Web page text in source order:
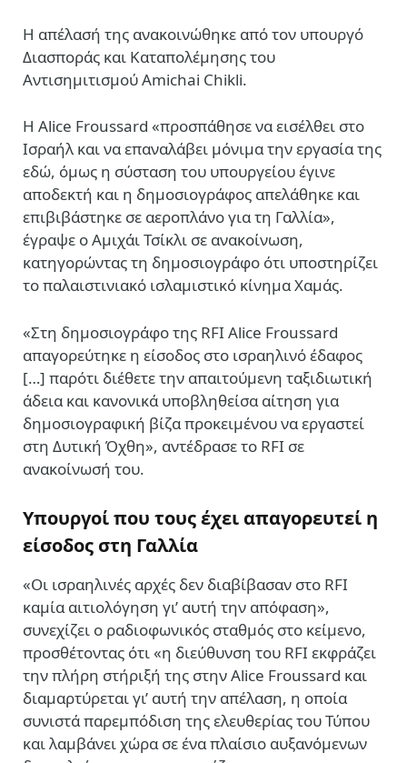
Η απέλασή της ανακοινώθηκε από τον υπουργό
Διασποράς και Καταπολέμησης του
ΑντισημιτισμούAmichai Chikli.
Η Alice Froussard «προσπάθησε να εισέλθει στο
Ισραήλ και να επαναλάβει μόνιμα την εργασία της
εδώ, όμως η σύσταση του υπουργείου έγινε
αποδεκτή και η δημοσιογράφος απελάθηκε και
επιβιβάστηκε σε αεροπλάνο για τη Γαλλία»,
έγραψε ο Αμιχάι Τσίκλι σε ανακοίνωση,
κατηγορώντας τη δημοσιογράφο ότι υποστηρίζει
το παλαιστινιακό ισλαμιστικό κίνημα Χαμάς.
«Στη δημοσιογράφο της RFI Alice Froussard
απαγορεύτηκε η είσοδος στο ισραηλινό έδαφος
[…] παρότι διέθετε την απαιτούμενη ταξιδιωτική
άδεια και κανονικά υποβληθείσα αίτηση για
δημοσιογραφική βίζα προκειμένου να εργαστεί
στη Δυτική Όχθη», αντέδρασε το RFI σε
ανακοίνωσή του.
Υπουργοί που τους έχει απαγορευτεί η
είσοδος στη Γαλλία
«Οι ισραηλινές αρχές δεν διαβίβασαν στο RFI
καμία αιτιολόγηση γι’ αυτή την απόφαση»,
συνεχίζει ο ραδιοφωνικός σταθμός στο κείμενο,
προσθέτοντας ότι «η διεύθυνση του RFI εκφράζει
την πλήρη στήριξή της στην Alice Froussard και
διαμαρτύρεται γι’ αυτή την απέλαση, η οποία
συνιστά παρεμπόδιση της ελευθερίας του Τύπου
και λαμβάνει χώρα σε ένα πλαίσιο αυξανόμενων